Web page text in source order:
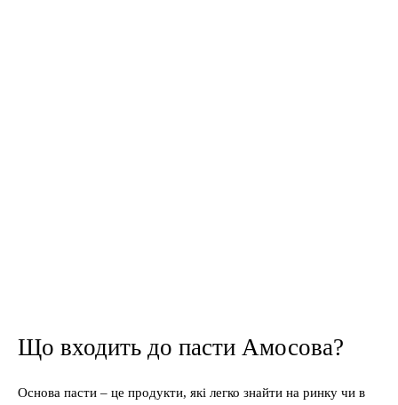
Що входить до пасти Амосова?
Основа пасти – це продукти, які легко знайти на ринку чи в